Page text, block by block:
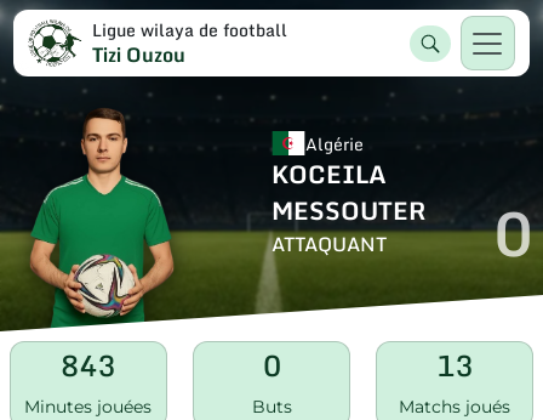
Ligue wilaya de football
Tizi Ouzou
Algérie
KOCEILA
MESSOUTER
ATTAQUANT 0
843
Minutes jouées
0
Buts
13
Matchs joués